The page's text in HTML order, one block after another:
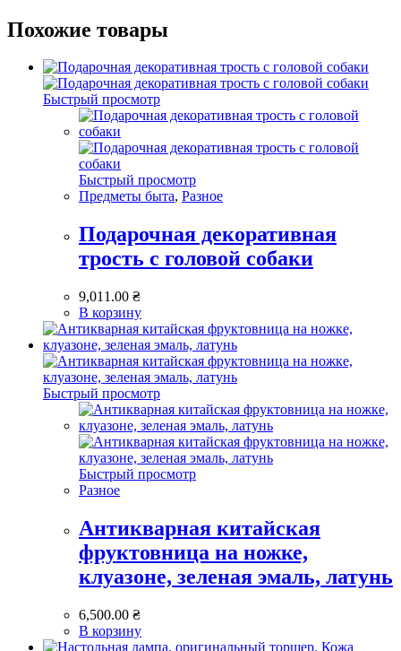
Похожие товары
Быстрый просмотр
Быстрый просмотр
Предметы быта, Разное
Подарочная декоративная
трость с головой собаки
9,011.00 ₴
В корзину
Быстрый просмотр
Быстрый просмотр
Разное
Антикварная китайская
фруктовница на ножке,
клуазоне, зеленая эмаль, латунь
6,500.00 ₴
В корзину